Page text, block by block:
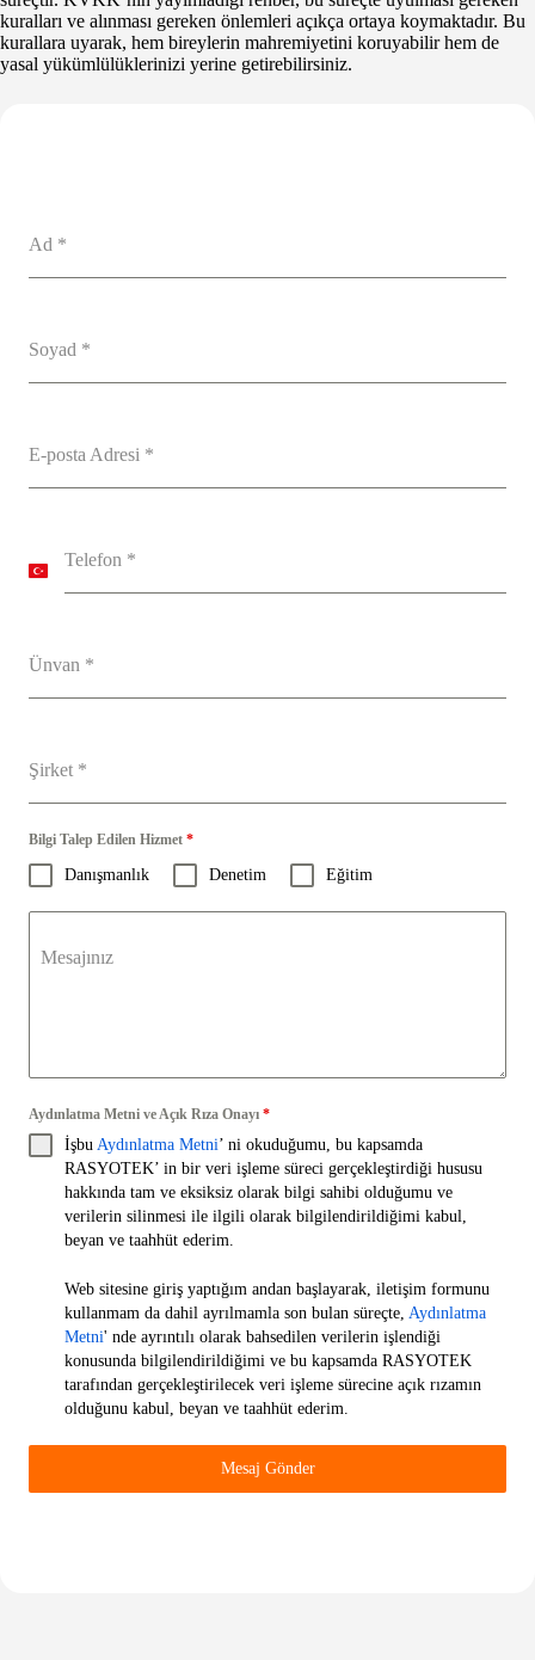
kuralları ve alınması gereken önlemleri açıkça ortaya koymaktadır. Bu
kurallara uyarak, hem bireylerin mahremiyetini koruyabilir hem de
yasal yükümlülüklerinizi yerine getirebilirsiniz.
Ad *
Soyad *
E-posta Adresi *
Telefon *
T
e
+
Ünvan *
Şirket *
Bilgi Talep Edilen Hizmet *
Danışmanlık Denetim Eğitim
Mesajınız
Aydınlatma Metni ve Açık Rıza Onayı *
İşbu Aydınlatma Metni’ ni okuduğumu, bu kapsamda
RASYOTEK’ in bir veri işleme süreci gerçekleştirdiği hususu
hakkında tam ve eksiksiz olarak bilgi sahibi olduğumu ve
verilerin silinmesi ile ilgili olarak bilgilendirildiğimi kabul,
beyan ve taahhüt ederim.
Web sitesine giriş yaptığım andan başlayarak, iletişim formunu
kullanmam da dahil ayrılmamla son bulan süreçte, Aydınlatma
Metni' nde ayrıntılı olarak bahsedilen verilerin işlendiği
konusunda bilgilendirildiğimi ve bu kapsamda RASYOTEK
tarafından gerçekleştirilecek veri işleme sürecine açık rızamın
olduğunu kabul, beyan ve taahhüt ederim.
Mesaj Gönder